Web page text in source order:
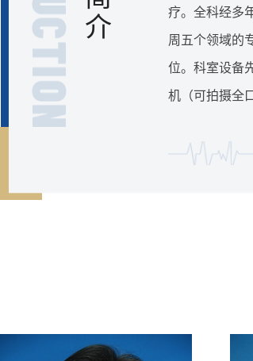
介
疗。全科经多
周五个领域的
位。科室设备
机（可拍摄全